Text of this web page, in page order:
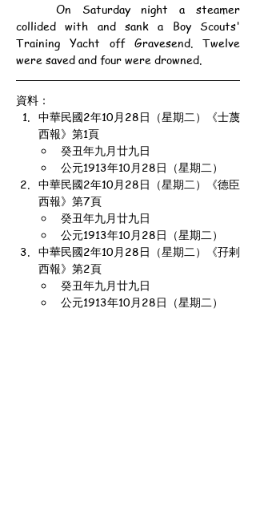
collided with and sank a Boy Scouts'
Training Yacht off Gravesend. Twelve
were saved and four were drowned.
資料：
中華民國2年10月28日（星期二）《士蔑
西報》第1頁
癸丑年九月廿九日
公元1913年10月28日（星期二）
中華民國2年10月28日（星期二）《德臣
西報》第7頁
癸丑年九月廿九日
公元1913年10月28日（星期二）
中華民國2年10月28日（星期二）《孖剌
西報》第2頁
癸丑年九月廿九日
公元1913年10月28日（星期二）